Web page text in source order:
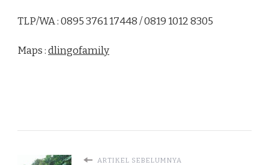
TLP/WA : 0895 3761 17448 / 0819 1012 8305
Maps :dlingofamily
ARTIKEL SEBELUMNYA